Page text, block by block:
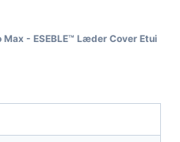
Max - ESEBLE™ Læder Cover Etui